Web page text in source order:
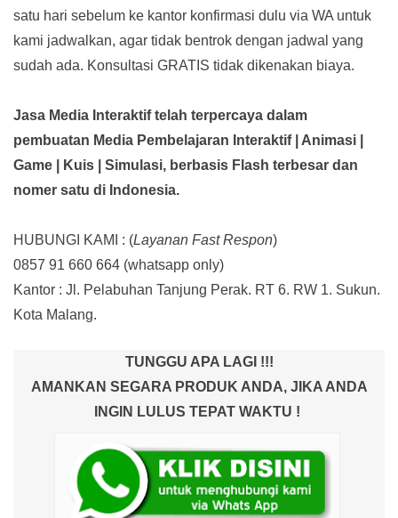
satu hari sebelum ke kantor konfirmasi dulu via WA untuk
kami jadwalkan, agar tidak bentrok dengan jadwal yang
sudah ada. Konsultasi GRATIS tidak dikenakan biaya.
Jasa Media Interaktif telah terpercaya dalam
pembuatan Media Pembelajaran Interaktif| Animasi |
Game | Kuis | Simulasi, berbasis Flash terbesar dan
nomer satu di Indonesia.
HUBUNGI KAMI : (Layanan Fast Respon)
0857 91 660 664 (whatsapp only)
Kantor : Jl. Pelabuhan Tanjung Perak. RT 6. RW 1. Sukun.
Kota Malang.
TUNGGU APA LAGI !!!
AMANKAN SEGARA PRODUK ANDA, JIKA ANDA
INGIN LULUS TEPAT WAKTU !